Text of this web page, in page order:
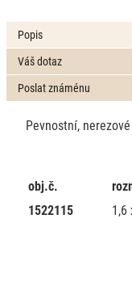
Popis
Váš dotaz
Poslat známénu
Pevnostní,
obj.č.
1522115
1,6